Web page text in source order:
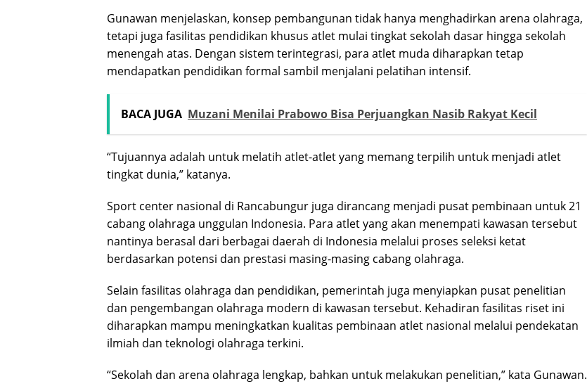
Gunawan menjelaskan, konsep pembangunan tidak hanya menghadirkan arena olahraga,
tetapi juga fasilitas pendidikan khusus atlet mulai tingkat sekolah dasar hingga sekolah
menengah atas. Dengan sistem terintegrasi, para atlet muda diharapkan tetap
mendapatkan pendidikan formal sambil menjalani pelatihan intensif.
BACA JUGA Muzani Menilai Prabowo Bisa Perjuangkan Nasib Rakyat Kecil
“Tujuannya adalah untuk melatih atlet-atlet yang memang terpilih untuk menjadi atlet
tingkat dunia,” katanya.
Sport center nasional di Rancabungur juga dirancang menjadi pusat pembinaan untuk 21
cabang olahraga unggulan Indonesia. Para atlet yang akan menempati kawasan tersebut
nantinya berasal dari berbagai daerah di Indonesia melalui proses seleksi ketat
berdasarkan potensi dan prestasi masing-masing cabang olahraga.
Selain fasilitas olahraga dan pendidikan, pemerintah juga menyiapkan pusat penelitian
dan pengembangan olahraga modern di kawasan tersebut. Kehadiran fasilitas riset ini
diharapkan mampu meningkatkan kualitas pembinaan atlet nasional melalui pendekatan
ilmiah dan teknologi olahraga terkini.
“Sekolah dan arena olahraga lengkap, bahkan untuk melakukan penelitian,” kata Gunawan.